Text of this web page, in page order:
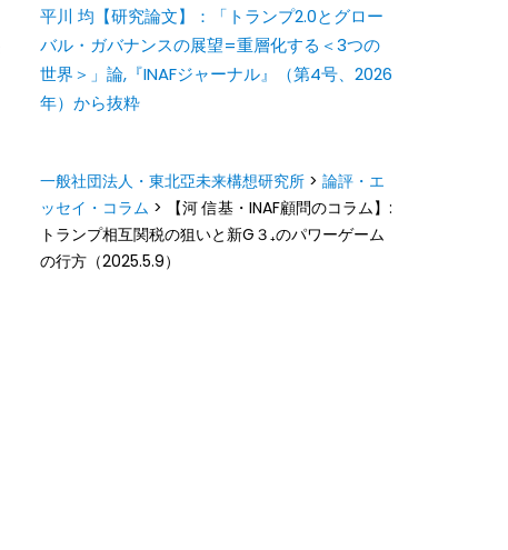
平川 均【研究論文】：「トランプ2.0とグロー
バル・ガバナンスの展望=重層化する＜3つの
世界＞」論,『INAFジャーナル』（第4号、2026
年）から抜粋
一般社団法人・東北亞未来構想研究所> 論評・エ
ッセイ・コラム >
【河 信基・INAF顧問のコラム】:
トランプ相互関税の狙いと新G３₊のパワーゲーム
の行方（2025.5.9）